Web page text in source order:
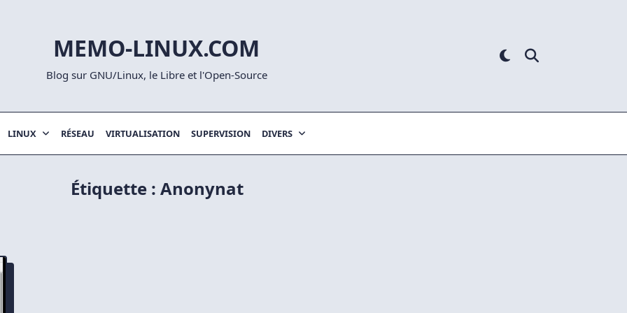
MEMO-LINUX.COM
Blog sur GNU/Linux, le Libre et l'Open-Source
LINUX RÉSEAU VIRTUALISATION SUPERVISION DIVERS
Étiquette : Anonynat